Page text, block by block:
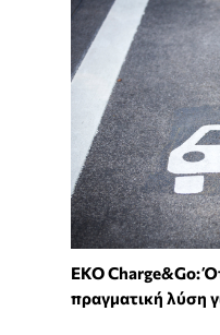
EKO Charge&Go:
πραγματική λύση